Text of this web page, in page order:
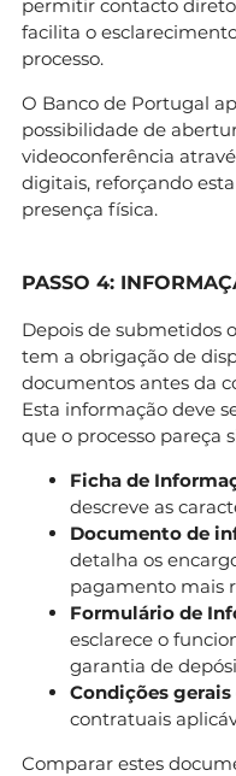
permitir contacto
facilita o
processo.
O Banco de Portugal
possibilidade de
videoconferência
digitais, reforçando
presença física.
PASSO 4:
Depois de submetidos
tem a obrigação de
documentos antes da
Esta informação deve
que o processo pareça
Ficha de
descreve as
Documento de
detalha os
pagamento mais
Formulário de
esclarece o
garantia de
Condições
contratuais
Comparar estes